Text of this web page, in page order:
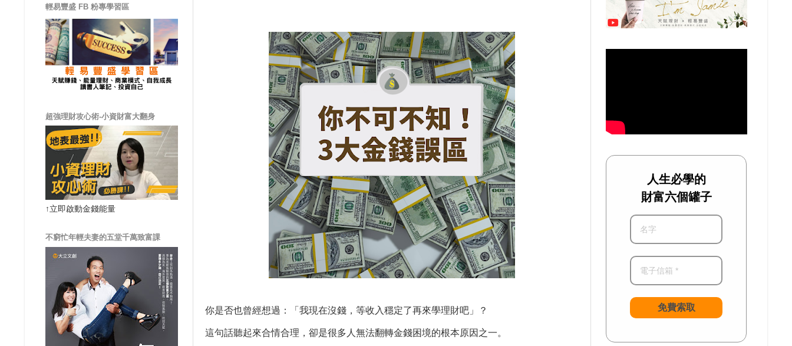
你是否也曾經想過：「我現在沒錢，等收入穩定了再來學理財吧」？
這句話聽起來合情合理，卻是很多人無法翻轉金錢困境的根本原因之一。
輕易豐盛 FB 粉專學習區
超強理財攻心術-小資財富大翻身
↑立即啟動金錢能量
不窮忙年輕夫妻的五堂千萬致富課
人生必學的
財富六個罐子
免費索取